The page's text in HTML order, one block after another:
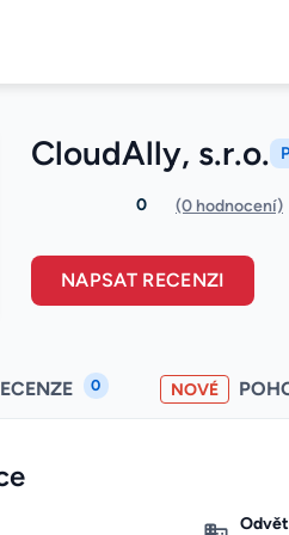
CloudAlly, s.r.o.
0 (0 hodnocení)
NAPSAT RECENZI
0 NOVÉ